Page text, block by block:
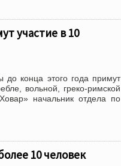
участие в 10
конца этого года примут
вольной, греко-римской
начальник отдела по
10 человек